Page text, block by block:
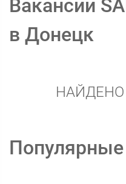
Вакансии
в Донецк